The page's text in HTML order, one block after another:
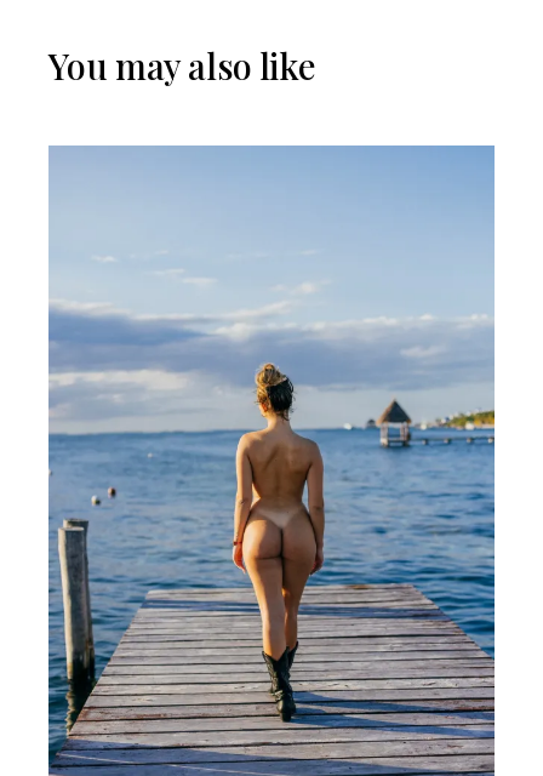
You may also like